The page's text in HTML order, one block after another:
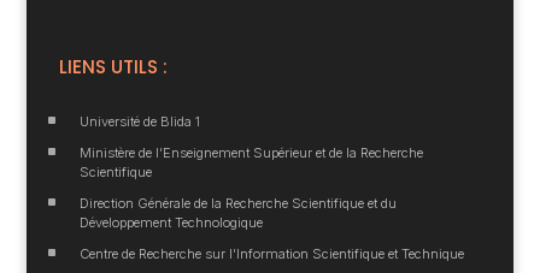
LIENS UTILS :
^ Université de Blida 1
^
Ministère de l’Enseignement Supérieur et de la Recherche
Scientifique
^
Direction Générale de la Recherche Scientifique et du
Développement Technologique
^ Centre de Recherche sur l’Information Scientifique et Technique